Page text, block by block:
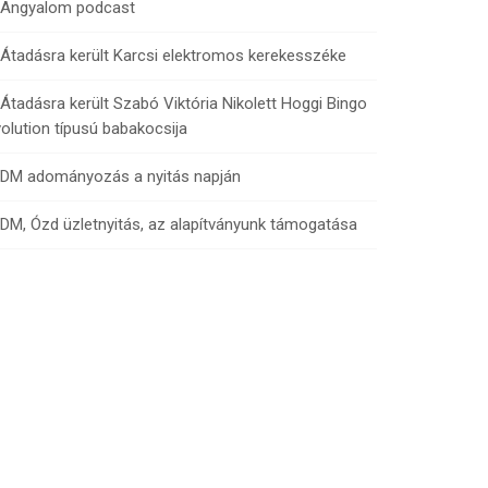
Angyalom podcast
Átadásra került Karcsi elektromos kerekesszéke
Átadásra került Szabó Viktória Nikolett Hoggi Bingo
típusú babakocsija
DM adományozás a nyitás napján
DM, Ózd üzletnyitás, az alapítványunk támogatása